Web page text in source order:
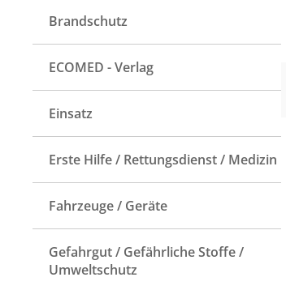
Brandschutz
ECOMED - Verlag
Einsatz
Erste Hilfe / Rettungsdienst / Medizin
Fahrzeuge / Geräte
Gefahrgut / Gefährliche Stoffe /
Umweltschutz